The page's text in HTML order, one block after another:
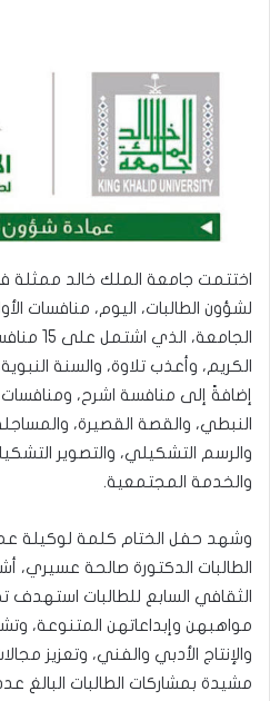
اختتمت جامعة الملك خالد ممثلة
لشؤون الطالبات، اليوم، منافسات
الكريم، وأعذب تلاوة، والسنة
إضافةً إلى منافسة اشرح،
النبطي، والقصة القصيرة،
والرسم التشكيلي، والتصوير
والخدمة المجتمعية.
وشهد حفل الختام كلمة لوكيلة
الطالبات الدكتورة صالحة عسيري،
الثقافي السابع للطالبات استهدف
مواهبهن وإبداعاتهن المتنوعة،
والإنتاج الأدبي والفني، وتعزيز